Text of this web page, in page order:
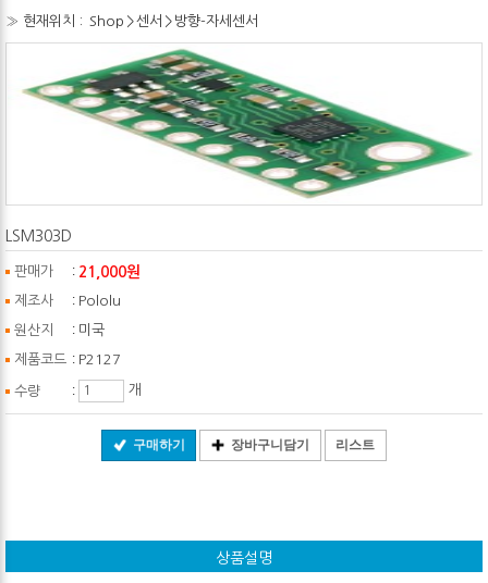
» 현재위치 : Shop >센서 > 방향-자세센서
LSM303D
판매가 : 21,000원
제조사 : Pololu
원산지 : 미국
제품코드 : P2127
수량 : 개
구매하기 장바구니담기 리스트
상품설명